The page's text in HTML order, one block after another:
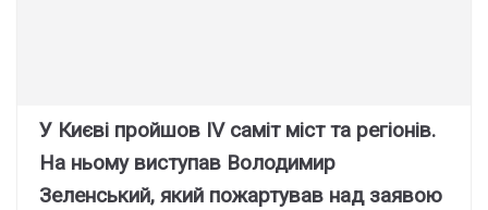
У Києві пройшов IV саміт міст та регіонів.
На ньому виступав Володимир
Зеленський, який пожартував над заявою